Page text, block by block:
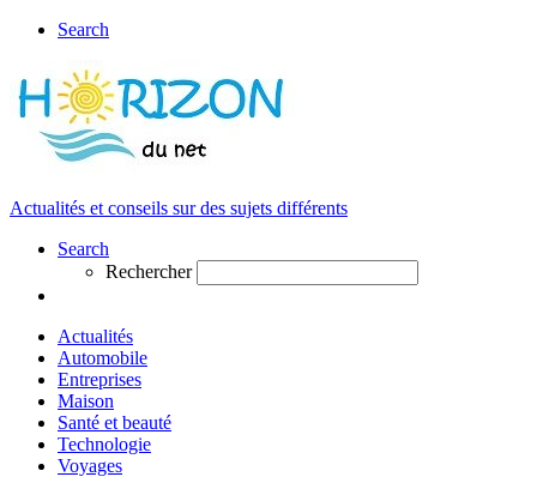
Search
Actualités et conseils sur des sujets différents
Search
Rechercher
Actualités
Automobile
Entreprises
Maison
Santé et beauté
Technologie
Voyages